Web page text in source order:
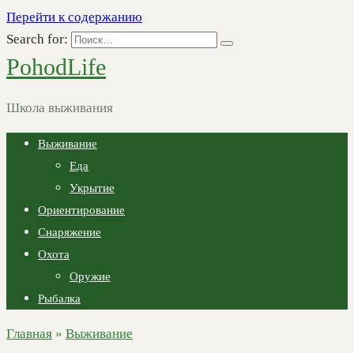
Перейти к содержанию
Search for:
PohodLife
Школа выживания
Выживание
Еда
Укрытие
Ориентирование
Снаряжение
Охота
Оружие
Рыбалка
Главная » Выживание